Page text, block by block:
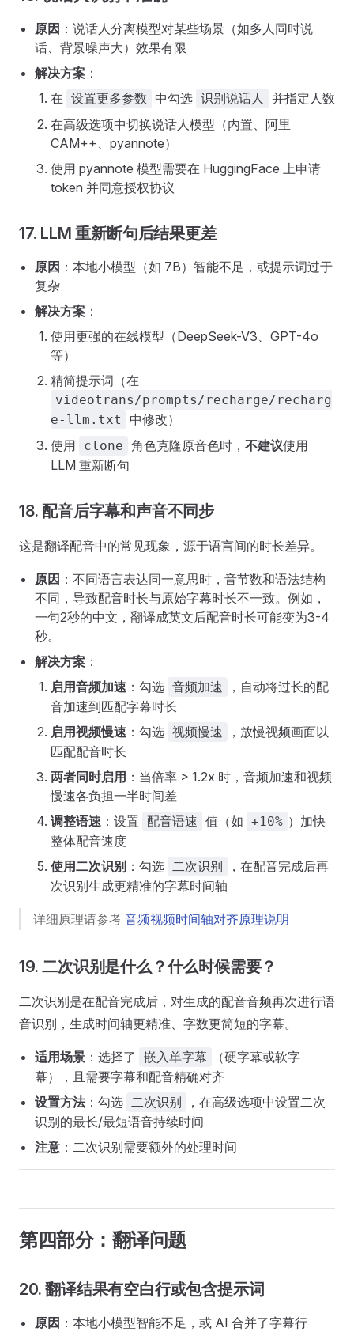
原因 ：说话人分离模型对某些场景（如多人同时说
话、背景噪声大）效果有限
解决方案 ：
在 设置更多参数 中勾选 识别说话人
并指定人数
在高级选项中切换说话人模型（内置、阿里
CAM++、pyannote）
使用 pyannote 模型需要在 HuggingFace 上申请
token 并同意授权协议
17. LLM 重新断句后结果更差
原因 ：本地小模型（如 7B）智能不足，或提示词过于
复杂
解决方案 ：
使用更强的在线模型（DeepSeek-V3、GPT-4o
等）
精简提示词（在
videotrans/prompts/recharge/recharg
e-llm.txt
中修改）
使用
clone 角色克隆原音色时， 不建议使用
LLM 重新断句
18. 配音后字幕和声音不同步
这是翻译配音中的常见现象，源于语言间的时长差异。
原因 ：不同语言表达同一意思时，音节数和语法结构
不同，导致配音时长与原始字幕时长不一致。例如，
一句2秒的中文，翻译成英文后配音时长可能变为3-4
秒。
解决方案 ：
启用音频加速 ：勾选 音频加速
，自动将过长的配
音加速到匹配字幕时长
启用视频慢速 ：勾选 视频慢速
，放慢视频画面以
匹配配音时长
两者同时启用 ：当倍率 > 1.2x 时，音频加速和视频
慢速各负担一半时间差
调整语速 ：设置 配音语速 值（如 +10% ）加快
整体配音速度
使用二次识别 ：勾选 二次识别
，在配音完成后再
次识别生成更精准的字幕时间轴
详细原理请参考 音频视频时间轴对齐原理说明
19. 二次识别是什么？什么时候需要？
二次识别是在配音完成后，对生成的配音音频再次进行语
音识别，生成时间轴更精准、字数更简短的字幕。
适用场景 ：选择了 嵌入单字幕
（硬字幕或软字
幕），且需要字幕和配音精确对齐
设置方法：勾选 二次识别
，在高级选项中设置二次
识别的最长/最短语音持续时间
注意 ：二次识别需要额外的处理时间
第四部分：翻译问题
20. 翻译结果有空白行或包含提示词
原因 ：本地小模型智能不足，或 AI 合并了字幕行